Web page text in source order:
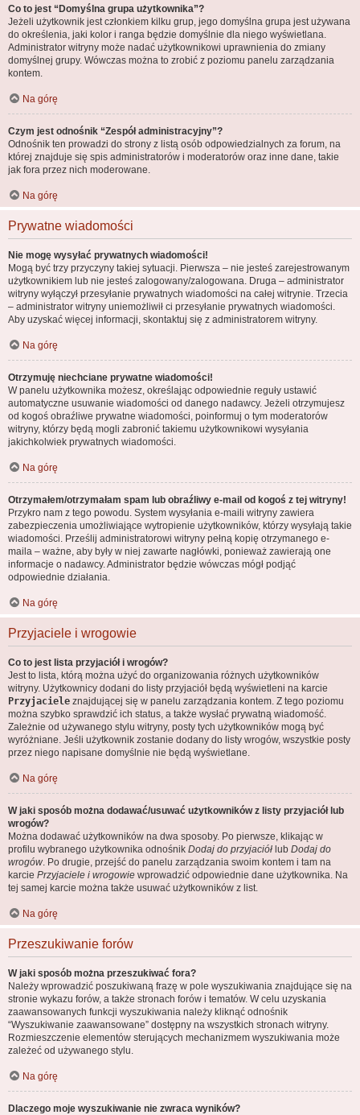
Co to jest “Domyślna grupa użytkownika”?
Jeżeli użytkownik jest członkiem kilku grup, jego domyślna grupa jest używana
do określenia, jaki kolor i ranga będzie domyślnie dla niego wyświetlana.
Administrator witryny może nadać użytkownikowi uprawnienia do zmiany
domyślnej grupy. Wówczas można to zrobić z poziomu panelu zarządzania
kontem.
Na górę
Czym jest odnośnik “Zespół administracyjny”?
Odnośnik ten prowadzi do strony z listą osób odpowiedzialnych za forum, na
której znajduje się spis administratorów i moderatorów oraz inne dane, takie
jak fora przez nich moderowane.
Na górę
Prywatne wiadomości
Nie mogę wysyłać prywatnych wiadomości!
Mogą być trzy przyczyny takiej sytuacji. Pierwsza – nie jesteś zarejestrowanym
użytkownikiem lub nie jesteś zalogowany/zalogowana. Druga – administrator
witryny wyłączył przesyłanie prywatnych wiadomości na całej witrynie. Trzecia
– administrator witryny uniemożliwił ci przesyłanie prywatnych wiadomości.
Aby uzyskać więcej informacji, skontaktuj się z administratorem witryny.
Na górę
Otrzymuję niechciane prywatne wiadomości!
W panelu użytkownika możesz, określając odpowiednie reguły ustawić
automatyczne usuwanie wiadomości od danego nadawcy. Jeżeli otrzymujesz
od kogoś obraźliwe prywatne wiadomości, poinformuj o tym moderatorów
witryny, którzy będą mogli zabronić takiemu użytkownikowi wysyłania
jakichkolwiek prywatnych wiadomości.
Na górę
Otrzymałem/otrzymałam spam lub obraźliwy e-mail od kogoś z tej witryny!
Przykro nam z tego powodu. System wysyłania e-maili witryny zawiera
zabezpieczenia umożliwiające wytropienie użytkowników, którzy wysyłają takie
wiadomości. Prześlij administratorowi witryny pełną kopię otrzymanego e-
maila – ważne, aby były w niej zawarte nagłówki, ponieważ zawierają one
informacje o nadawcy. Administrator będzie wówczas mógł podjąć
odpowiednie działania.
Na górę
Przyjaciele i wrogowie
Co to jest lista przyjaciół i wrogów?
Jest to lista, którą można użyć do organizowania różnych użytkowników
witryny. Użytkownicy dodani do listy przyjaciół będą wyświetleni na karcie
Przyjaciele znajdującej się w panelu zarządzania kontem. Z tego poziomu
można szybko sprawdzić ich status, a także wysłać prywatną wiadomość.
Zależnie od używanego stylu witryny, posty tych użytkowników mogą być
wyróżniane. Jeśli użytkownik zostanie dodany do listy wrogów, wszystkie posty
przez niego napisane domyślnie nie będą wyświetlane.
Na górę
W jaki sposób można dodawać/usuwać użytkowników z listy przyjaciół lub
wrogów?
Można dodawać użytkowników na dwa sposoby. Po pierwsze, klikając w
profilu wybranego użytkownika odnośnik Dodaj do przyjaciół lub Dodaj do
wrogów. Po drugie, przejść do panelu zarządzania swoim kontem i tam na
karcie Przyjaciele i wrogowie wprowadzić odpowiednie dane użytkownika. Na
tej samej karcie można także usuwać użytkowników z list.
Na górę
Przeszukiwanie forów
W jaki sposób można przeszukiwać fora?
Należy wprowadzić poszukiwaną frazę w pole wyszukiwania znajdujące się na
stronie wykazu forów, a także stronach forów i tematów. W celu uzyskania
zaawansowanych funkcji wyszukiwania należy kliknąć odnośnik
“Wyszukiwanie zaawansowane” dostępny na wszystkich stronach witryny.
Rozmieszczenie elementów sterujących mechanizmem wyszukiwania może
zależeć od używanego stylu.
Na górę
Dlaczego moje wyszukiwanie nie zwraca wyników?